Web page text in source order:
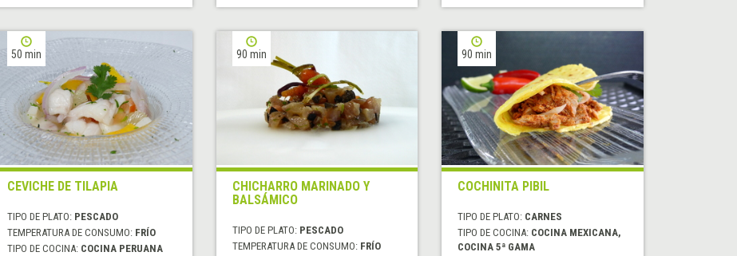
50 min
CEVICHE DE TILAPIA
TIPO DE PLATO: PESCADO
TEMPERATURA DE CONSUMO: FRÍO
TIPO DE COCINA: COCINA PERUANA
90 min
CHICHARRO MARINADO Y
BALSÁMICO
TIPO DE PLATO: PESCADO
TEMPERATURA DE CONSUMO: FRÍO
90 min
COCHINITA PIBIL
TIPO DE PLATO: CARNES
TIPO DE COCINA: COCINA MEXICANA,
COCINA 5ª GAMA